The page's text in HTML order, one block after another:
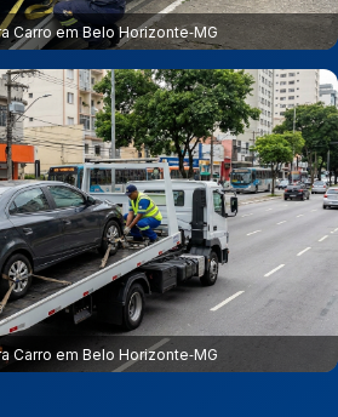
Carro em Belo Horizonte‑MG
Carro em Belo Horizonte‑MG